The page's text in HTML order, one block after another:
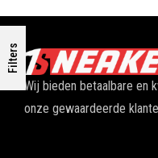
Filters
Wij bieden betaalbare en
onze gewaardeerde